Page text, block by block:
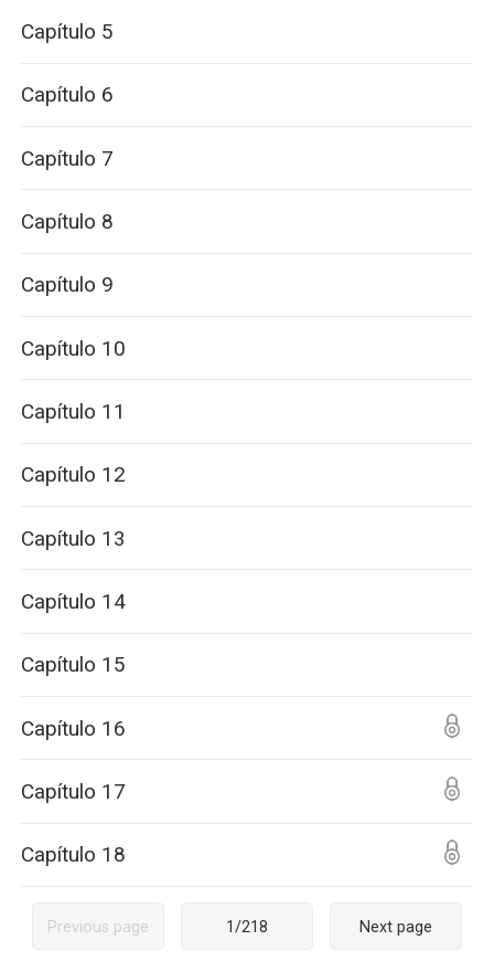
Capítulo 5
Capítulo 6
Capítulo 7
Capítulo 8
Capítulo 9
Capítulo 10
Capítulo 11
Capítulo 12
Capítulo 13
Capítulo 14
Capítulo 15
Capítulo 16
Capítulo 17
Capítulo 18
Previous page 1/218 Next page